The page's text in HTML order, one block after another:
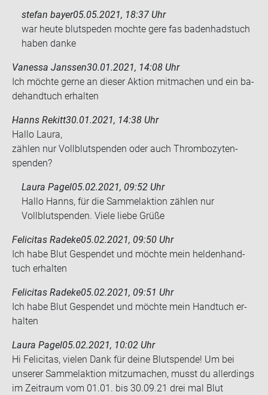
stefan bayer05.05.2021, 18:37 Uhr
war heute blut­spe­den moch­te gere fas ba­den­had­s­tuch
haben danke
Vanessa Janssen30.01.2021, 14:08 Uhr
Ich möch­te gerne an die­ser Ak­ti­on mit­ma­chen und ein ba­
de­hand­tuch er­hal­ten
Hanns Rekitt30.01.2021, 14:38 Uhr
Hallo Laura,
zäh­len nur Voll­blut­spen­den oder auch Throm­bo­zy­ten­
spen­den?
Laura Pagel05.02.2021, 09:52 Uhr
Hallo Hanns, für die Sammelaktion zählen nur
Vollblutspenden. Viele liebe Grüße
Felicitas Radeke05.02.2021, 09:50 Uhr
Ich habe Blut Ge­spen­det und möch­te mein hel­den­hand­
tuch er­hal­ten
Felicitas Radeke05.02.2021, 09:51 Uhr
Ich habe Blut Ge­spen­det und möch­te mein Hand­tuch er­
hal­ten
Laura Pagel05.02.2021, 10:02 Uhr
Hi Felicitas, vielen Dank für deine Blutspende! Um bei
unserer Sammelaktion mitzumachen, musst du allerdings
im Zeitraum vom 01.01. bis 30.09.21 drei mal Blut